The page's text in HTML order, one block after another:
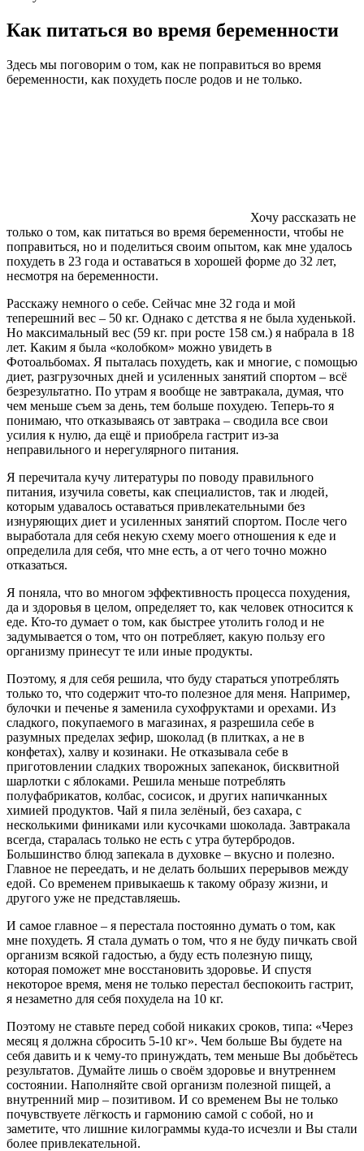
Как питаться во время беременности
Здесь мы поговорим о том, как не поправиться во время
беременности, как похудеть после родов и не только.
Хочу рассказать не
только о том, как питаться во время беременности, чтобы не
поправиться, но и поделиться своим опытом, как мне удалось
похудеть в 23 года и оставаться в хорошей форме до 32 лет,
несмотря на беременности.
Расскажу немного о себе. Сейчас мне 32 года и мой
теперешний вес – 50 кг. Однако с детства я не была худенькой.
Но максимальный вес (59 кг. при росте 158 см.) я набрала в 18
лет. Каким я была «колобком» можно увидеть в
Фотоальбомах. Я пыталась похудеть, как и многие, с помощью
диет, разгрузочных дней и усиленных занятий спортом – всё
безрезультатно. По утрам я вообще не завтракала, думая, что
чем меньше съем за день, тем больше похудею. Теперь-то я
понимаю, что отказываясь от завтрака – сводила все свои
усилия к нулю, да ещё и приобрела гастрит из-за
неправильного и нерегулярного питания.
Я перечитала кучу литературы по поводу правильного
питания, изучила советы, как специалистов, так и людей,
которым удавалось оставаться привлекательными без
изнуряющих диет и усиленных занятий спортом. После чего
выработала для себя некую схему моего отношения к еде и
определила для себя, что мне есть, а от чего точно можно
отказаться.
Я поняла, что во многом эффективность процесса похудения,
да и здоровья в целом, определяет то, как человек относится к
еде. Кто-то думает о том, как быстрее утолить голод и не
задумывается о том, что он потребляет, какую пользу его
организму принесут те или иные продукты.
Поэтому, я для себя решила, что буду стараться употреблять
только то, что содержит что-то полезное для меня. Например,
булочки и печенье я заменила сухофруктами и орехами. Из
сладкого, покупаемого в магазинах, я разрешила себе в
разумных пределах зефир, шоколад (в плитках, а не в
конфетах), халву и козинаки. Не отказывала себе в
приготовлении сладких творожных запеканок, бисквитной
шарлотки с яблоками. Решила меньше потреблять
полуфабрикатов, колбас, сосисок, и других напичканных
химией продуктов. Чай я пила зелёный, без сахара, с
несколькими финиками или кусочками шоколада. Завтракала
всегда, старалась только не есть с утра бутербродов.
Большинство блюд запекала в духовке – вкусно и полезно.
Главное не переедать, и не делать больших перерывов между
едой. Со временем привыкаешь к такому образу жизни, и
другого уже не представляешь.
И самое главное – я перестала постоянно думать о том, как
мне похудеть. Я стала думать о том, что я не буду пичкать свой
организм всякой гадостью, а буду есть полезную пищу,
которая поможет мне восстановить здоровье. И спустя
некоторое время, меня не только перестал беспокоить гастрит,
я незаметно для себя похудела на 10 кг.
Поэтому не ставьте перед собой никаких сроков, типа: «Через
месяц я должна сбросить 5-10 кг». Чем больше Вы будете на
себя давить и к чему-то принуждать, тем меньше Вы добьётесь
результатов. Думайте лишь о своём здоровье и внутреннем
состоянии. Наполняйте свой организм полезной пищей, а
внутренний мир – позитивом. И со временем Вы не только
почувствуете лёгкость и гармонию самой с собой, но и
заметите, что лишние килограммы куда-то исчезли и Вы стали
более привлекательной.